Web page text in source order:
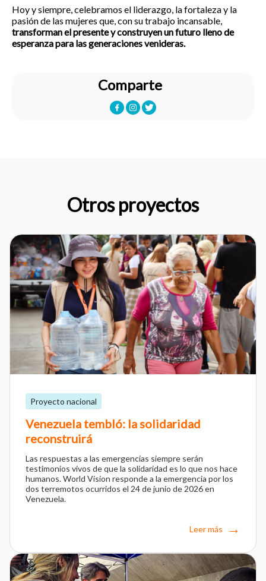
Hoy y siempre, celebramos el liderazgo, la fortaleza y la
pasión de las mujeres que, con su trabajo incansable,
transforman el presente y construyen un futuro lleno de
esperanza para las generaciones venideras.
Comparte
Otros proyectos
Proyecto nacional
Venezuela tembló: la solidaridad
reconstruirá
Las respuestas a las emergencias siempre serán
testimonios vivos de que la solidaridad es lo que nos hace
humanos. World Vision responde a la emergencia por los
dos terremotos ocurridos el 24 de junio de 2026 en
Venezuela.
Leer más